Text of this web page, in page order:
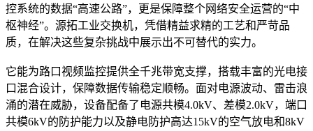
控系统的数据“高速公路”，更是保障整个网络安全运营的“中
枢神经”。源拓工业交换机，凭借精益求精的工艺和严苛品
质，在解决这些复杂挑战中展示出不可替代的实力。
它能为路口视频监控提供全千兆带宽支撑，搭载丰富的光电接
口混合设计，保障数据传输稳定顺畅。面对电源波动、雷击浪
涌的潜在威胁，设备配备了电源共模4.0kV、差模2.0kV，端口
共模6kV的防护能力以及静电防护高达15kV的空气放电和8kV